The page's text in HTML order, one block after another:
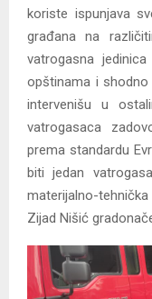
koriste ispunjava
građana na
vatrogasna
opštinama i
intervenišu u
vatrogasaca
prema standardu
biti jedan
materijalno-
Zijad Nišić